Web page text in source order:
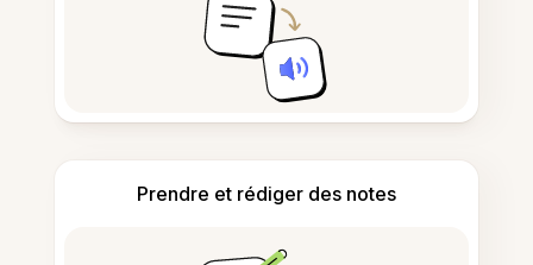
Prendre et rédiger des notes